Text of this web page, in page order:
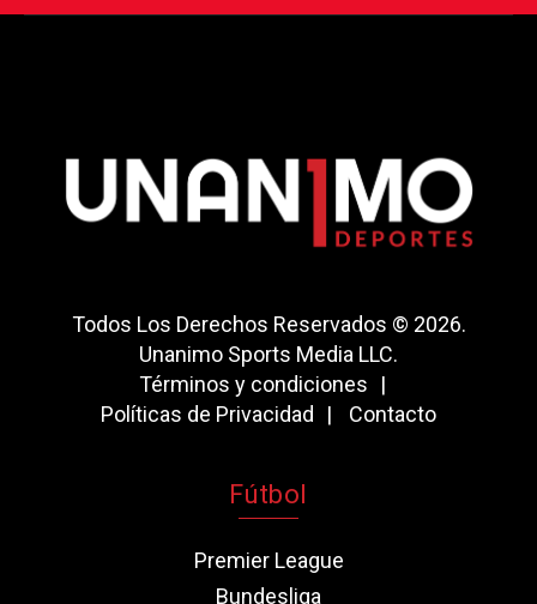
Todos Los Derechos Reservados © 2026.
Unanimo Sports Media LLC.
Términos y condiciones
Políticas de Privacidad
Contacto
Fútbol
Premier League
Bundesliga